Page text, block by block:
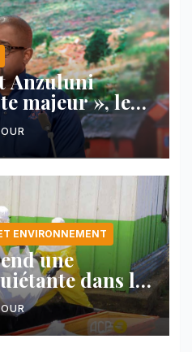
Anzuluni
majeur », le
des
ENVIRONNEMENT
une
dans le